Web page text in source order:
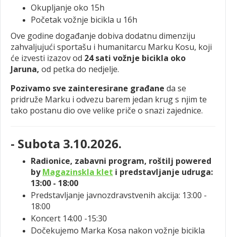
Okupljanje oko 15h
Početak vožnje bicikla u 16h
Ove godine događanje dobiva dodatnu dimenziju
zahvaljujući sportašu i humanitarcu Marku Kosu, koji
će izvesti izazov od 24 sati vožnje bicikla oko
Jaruna, od petka do nedjelje.
Pozivamo sve zainteresirane građane da se
pridruže Marku i odvezu barem jedan krug s njim te
tako postanu dio ove velike priče o snazi zajednice.
- Subota 3.10.2026.
Radionice, zabavni program, roštilj powered
byMagazinskla klet i predstavljanje udruga:
13:00 - 18:00
Predstavljanje javnozdravstvenih akcija: 13:00 -
18:00
Koncert 14:00 -15:30
Dočekujemo Marka Kosa nakon vožnje bicikla